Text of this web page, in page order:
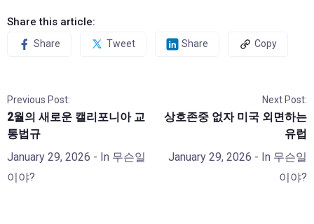
Share this article:
Share Tweet Share Copy
Previous Post:
2월의 새로운 캘리포니아 교
통법규
January 29, 2026 - In 무슨일
이야?
Next Post:
상호존중 없자 미국 외면하는
유럽
January 29, 2026 - In 무슨일
이야?